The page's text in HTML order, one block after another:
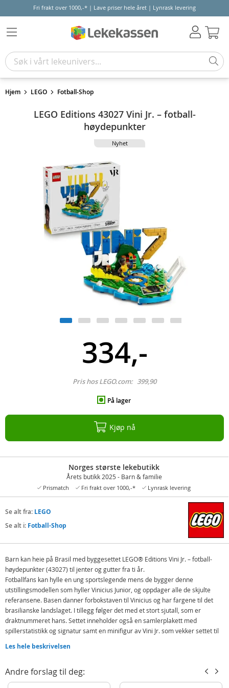
Fri frakt over 1000,-* | Lave priser hele året | Lynrask levering
Hjem LEGO Fotball-Shop
LEGO Editions 43027 Vini Jr. – fotball-
høydepunkter
Nyhet
334,-
Pris hos LEGO.com: 399,90
På lager
Kjøp nå
Norges største lekebutikk
Årets butikk 2025 - Barn & familie
Prismatch Fri frakt over 1000,-* Lynrask levering
Se alt fra: LEGO
Se alt i: Fotball-Shop
Barn kan heie på Brasil med byggesettet LEGO® Editions Vini Jr. – fotball-
høydepunkter (43027) til jenter og gutter fra ti år.
Fotballfans kan hylle en ung sportslegende mens de bygger denne
utstillingsmodellen som hyller Vinicius Junior, og oppdager alle de skjulte
referansene. Basen danner forbokstaven til Vinicius og har fargene til det
brasilianske landslaget. I tillegg følger det med et stort sjutall, som er
draktnummeret hans. Settet inneholder også en samlerplakett med
spillerstatistikk og signatur samt en minifigur av Vini Jr. som vekker settet til
det er bygd, slik at fansen stolt kan vise det fram.
fotballgaven til jenter, gutter og Vini Jr.-fans. Du finner instruksjoner digitalt i
LEGO Builder appen, hvor fans kan spore framdriften og rotere modellene i
Les hele beskrivelsen
Andre forslag til deg: